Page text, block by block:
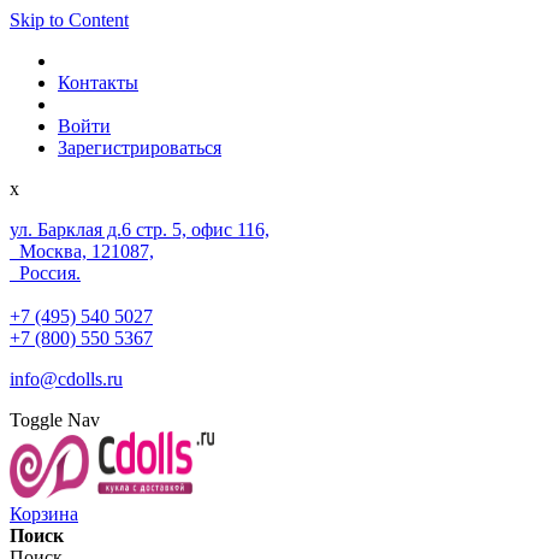
Skip to Content
Контакты
Войти
Зарегистрироваться
x
ул. Барклая д.6 стр. 5, офис 116,
Москва, 121087,
Россия.
+7 (495) 540 5027
+7 (800) 550 5367
info@cdolls.ru
Toggle Nav
Корзина
Поиск